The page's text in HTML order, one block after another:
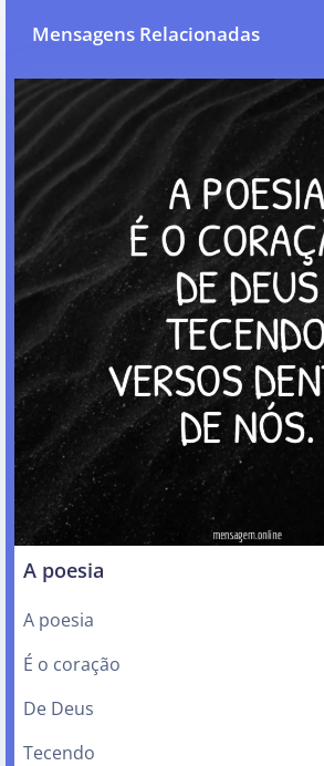
Mensagens Relacionadas
A poesia
A poesia
É o coração
De Deus
Tecendo